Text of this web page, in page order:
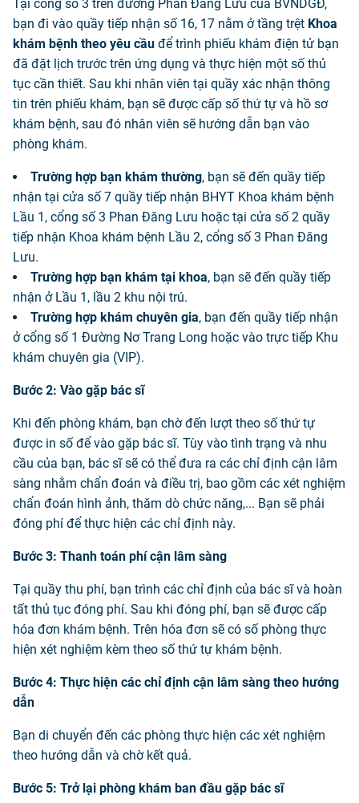
Tại cổng số 3 trên đường Phan Đăng Lưu của BVNDGĐ,
bạn đi vào quầy tiếp nhận số 16, 17 nằm ở tầng trệt Khoa
khám bệnh theo yêu cầu để trình phiếu khám điện tử bạn
đã đặt lịch trước trên ứng dụng và thực hiện một số thủ
tục cần thiết. Sau khi nhân viên tại quầy xác nhận thông
tin trên phiếu khám, bạn sẽ được cấp số thứ tự và hồ sơ
khám bệnh, sau đó nhân viên sẽ hướng dẫn bạn vào
phòng khám.
Trường hợp bạn khám thường, bạn sẽ đến quầy tiếp
nhận tại cửa số 7 quầy tiếp nhận BHYT Khoa khám bệnh
Lầu 1, cổng số 3 Phan Đăng Lưu hoặc tại cửa số 2 quầy
tiếp nhận Khoa khám bệnh Lầu 2, cổng số 3 Phan Đăng
Lưu.
Trường hợp bạn khám tại khoa, bạn sẽ đến quầy tiếp
nhận ở Lầu 1, lầu 2 khu nội trú.
Trường hợp khám chuyên gia, bạn đến quầy tiếp nhận
ở cổng số 1 Đường Nơ Trang Long hoặc vào trực tiếp Khu
khám chuyên gia (VIP).
Bước 2: Vào gặp bác sĩ
Khi đến phòng khám, bạn chờ đến lượt theo số thứ tự
được in số để vào gặp bác sĩ. Tùy vào tình trạng và nhu
cầu của bạn, bác sĩ sẽ có thể đưa ra các chỉ định cận lâm
sàng nhằm chẩn đoán và điều trị, bao gồm các xét nghiệm
chẩn đoán hình ảnh, thăm dò chức năng,... Bạn sẽ phải
đóng phí để thực hiện các chỉ định này.
Bước 3: Thanh toán phí cận lâm sàng
Tại quầy thu phí, bạn trình các chỉ định của bác sĩ và hoàn
tất thủ tục đóng phí. Sau khi đóng phí, bạn sẽ được cấp
hóa đơn khám bệnh. Trên hóa đơn sẽ có số phòng thực
hiện xét nghiệm kèm theo số thứ tự khám bệnh.
Bước 4: Thực hiện các chỉ định cận lâm sàng theo hướng
dẫn
Bạn di chuyển đến các phòng thực hiện các xét nghiệm
theo hướng dẫn và chờ kết quả.
Bước 5: Trở lại phòng khám ban đầu gặp bác sĩ